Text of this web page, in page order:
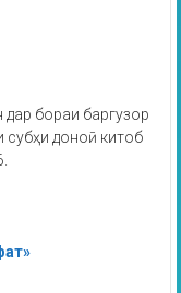
дар бораи баргузор
субҳи доноӣ китоб